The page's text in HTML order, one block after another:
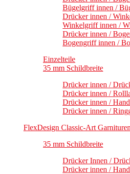
Bügelgriff innen /
Drücker innen /
Winkelgriff innen /
Drücker innen /
Bogengriff innen /
Einzelteile
35 mm Schildbreite
Drücker innen /
Drücker innen /
Drücker innen /
Drücker innen /
FlexDesign Classic-Art Garnituren
35 mm Schildbreite
Drücker Innen /
Drücker innen /